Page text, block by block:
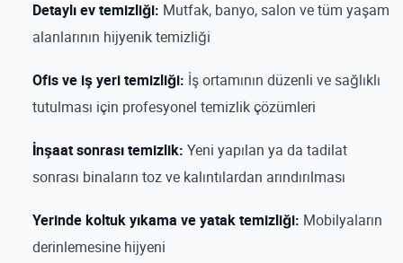
Detaylı ev temizliği: Mutfak, banyo, salon ve tüm yaşam
alanlarının hijyenik temizliği
Ofis ve iş yeri temizliği: İş ortamının düzenli ve sağlıklı
tutulması için profesyonel temizlik çözümleri
İnşaat sonrası temizlik: Yeni yapılan ya da tadilat
sonrası binaların toz ve kalıntılardan arındırılması
Yerinde koltuk yıkama ve yatak temizliği: Mobilyaların
derinlemesine hijyeni